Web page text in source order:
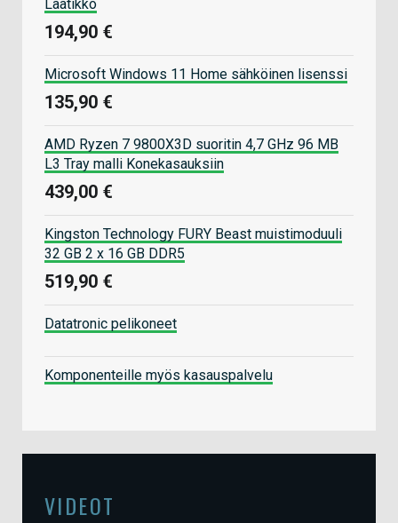
Laatikko
194,90 €
Microsoft Windows 11 Home sähköinen lisenssi
135,90 €
AMD Ryzen 7 9800X3D suoritin 4,7 GHz 96 MB
L3 Tray malli Konekasauksiin
439,00 €
Kingston Technology FURY Beast muistimoduuli
32 GB 2 x 16 GB DDR5
519,90 €
Datatronic pelikoneet
Komponenteille myös kasauspalvelu
VIDEOT